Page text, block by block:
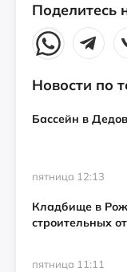
Поделитесь
Новости по
Бассейн в
пятница 12:13
Кладбище в
строительных
пятница 11:11